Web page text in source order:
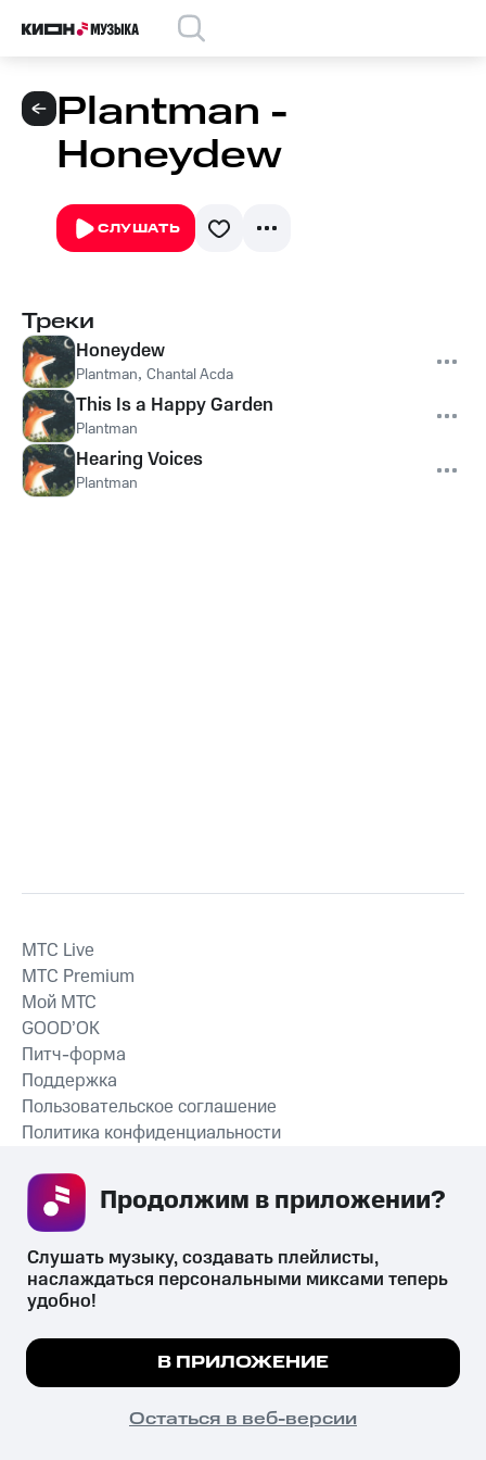
Plantman -
Honeydew
СЛУШАТЬ
Треки
Honeydew
Plantman, Chantal Acda
This Is a Happy Garden
Plantman
Hearing Voices
Plantman
СКАЧАТЬ ПРИЛОЖЕНИЕ
MTС Live
MTС Premium
Мой МТС
GOOD’OK
Питч-форма
Поддержка
Пользовательское соглашение
Политика конфиденциальности
психотропных веществ, их аналогов причиняет вред здоровью,
их незаконный оборот запрещён и влечёт установленную
законодательством ответственность.
© 2026 ООО «КИОН».
Все права защищены
Мы используем куки, чтобы на сайте все
Подробнее
ПОНЯТНО
Слушать музыку, создавать плейлисты,
наслаждаться персональными миксами теперь
удобно!
В ПРИЛОЖЕНИЕ
Остаться в веб-версии